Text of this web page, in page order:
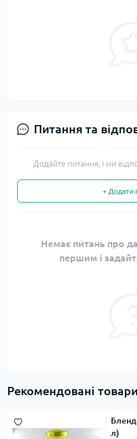
Питання та
Додайте питання, і ми
+ Додати
Немає питань про
першим і
Рекомендовані товари
л)